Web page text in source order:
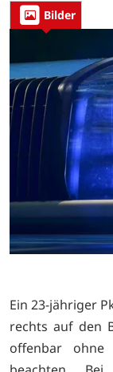
Bilder
Ein 23-jähriger
rechts auf den
offenbar